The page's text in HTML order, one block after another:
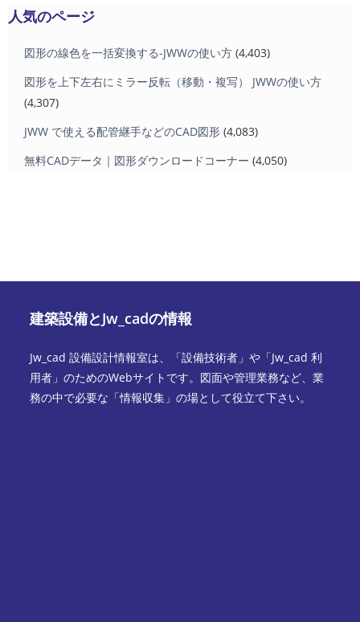
人気のページ
図形の線色を一括変換する-JWWの使い方 (4,403)
図形を上下左右にミラー反転（移動・複写） JWWの使い方
(4,307)
JWW で使える配管継手などのCAD図形 (4,083)
無料CADデータ｜図形ダウンロードコーナー (4,050)
建築設備とJw_cadの情報
Jw_cad 設備設計情報室は、「設備技術者」や「Jw_cad 利
用者」のためのWebサイトです。図面や管理業務など、業
務の中で必要な「情報収集」の場として役立て下さい。